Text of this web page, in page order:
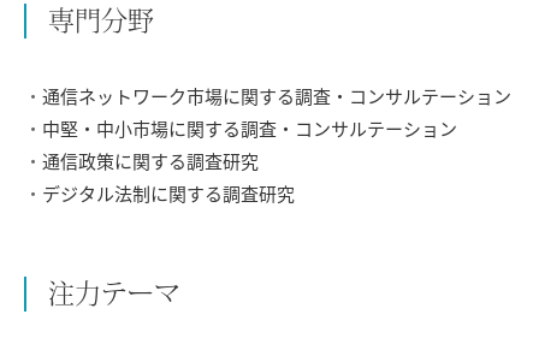
専門分野
通信ネットワーク市場に関する調査・コンサルテーション
中堅・中小市場に関する調査・コンサルテーション
通信政策に関する調査研究
デジタル法制に関する調査研究
注力テーマ